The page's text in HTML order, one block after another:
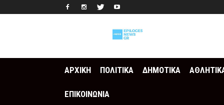
ΑΡΧΙΚΗ ΠΟΛΙΤΙΚΑ ΔΗΜΟΤΙΚΑ
ΕΠΙΚΟΙΝΩΝΙΑ